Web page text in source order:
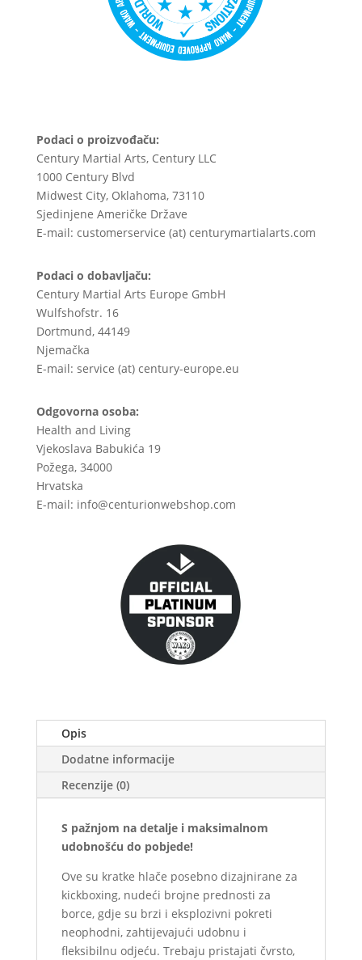
Podaci o proizvođaču:
Century Martial Arts, Century LLC
1000 Century Blvd
Midwest City, Oklahoma, 73110
Sjedinjene Američke Države
E-mail: customerservice (at) centurymartialarts.com
Podaci o dobavljaču:
Century Martial Arts Europe GmbH
Wulfshofstr. 16
Dortmund, 44149
Njemačka
E-mail: service (at) century-europe.eu
Odgovorna osoba:
Health and Living
Vjekoslava Babukića 19
Požega, 34000
Hrvatska
E-mail: info@centurionwebshop.com
Opis
Dodatne informacije
Recenzije (0)
S pažnjom na detalje i maksimalnom
udobnošću do pobjede!
Ove su kratke hlače posebno dizajnirane za
kickboxing, nudeći brojne prednosti za
borce, gdje su brzi i eksplozivni pokreti
neophodni, zahtijevajući udobnu i
fleksibilnu odjeću. Trebaju pristajati čvrsto,